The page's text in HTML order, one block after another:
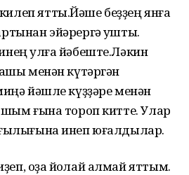
ятты.Йәше беҙҙең янға
эйәрергә ҡушты.
ҡулға йәбеште.Ләкин
менән күтәргән
йәшле күҙҙәре менән
шым ғына тороп китте. Улар
инеп юғалдылар.
оҙаҡ йоҡлай алмай яттым.